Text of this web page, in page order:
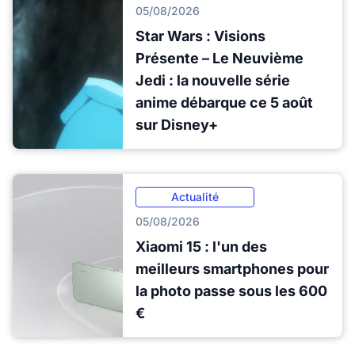
05/08/2026
Star Wars : Visions
Présente – Le Neuvième
Jedi : la nouvelle série
anime débarque ce 5 août
sur Disney+
Actualité
05/08/2026
Xiaomi 15 : l'un des
meilleurs smartphones pour
la photo passe sous les 600
€